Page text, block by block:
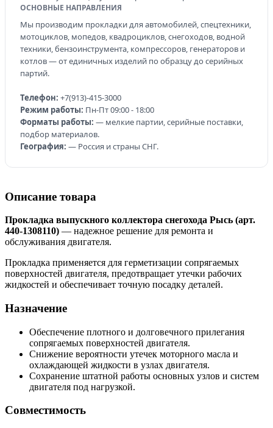
ОСНОВНЫЕ НАПРАВЛЕНИЯ
Мы производим прокладки для автомобилей, спецтехники,
мотоциклов, мопедов, квадроциклов, снегоходов, водной
техники, бензоинструмента, компрессоров, генераторов и
котлов — от единичных изделий по образцу до серийных
партий.
Телефон: +7(913)-415-3000
Режим работы: Пн-Пт 09:00 - 18:00
Форматы работы: — мелкие партии, серийные поставки,
подбор материалов.
География: — Россия и страны СНГ.
Описание товара
Прокладка выпускного коллектора снегохода Рысь (арт.
440-1308110) — надежное решение для ремонта и
обслуживания двигателя.
Прокладка применяется для герметизации сопрягаемых
поверхностей двигателя, предотвращает утечки рабочих
жидкостей и обеспечивает точную посадку деталей.
Назначение
Обеспечение плотного и долговечного прилегания
сопрягаемых поверхностей двигателя.
Снижение вероятности утечек моторного масла и
охлаждающей жидкости в узлах двигателя.
Сохранение штатной работы основных узлов и систем
двигателя под нагрузкой.
Совместимость